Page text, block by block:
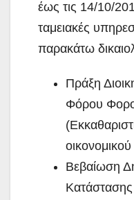
έως τις 14/10/
ταμειακές
παρακάτω
Πράξη
Φόρου
Βεβαίωση